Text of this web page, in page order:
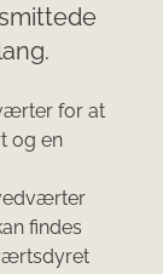
for at
og en
findes